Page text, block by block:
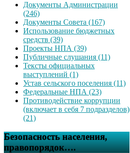
Документы Администрации
(246)
Документы Совета (167)
Использование бюджетных
средств (39)
Проекты НПА (39)
Публичные слушания (11)
Тексты официальных
выступлений (1)
Устав сельского поселения (11)
Федеральные НПА (23)
Противодействие коррупции
(включает в себя 7 подразделов)
(21)
Безопасность населения,
правопорядок….